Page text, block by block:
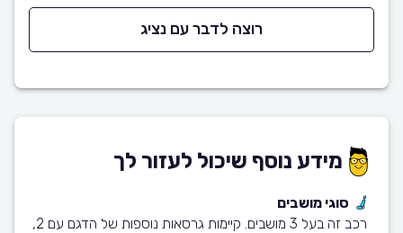
רוצה לדבר עם נציג
מידע נוסף שיכול לעזור לך
סוגי מושבים
רכב זה בעל 3 מושבים. קיימות גרסאות נוספות של הדגם עם 2,